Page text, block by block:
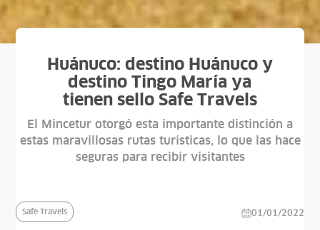
Huánuco: destino Huánuco y
destino Tingo María ya
tienen sello Safe Travels
El Mincetur otorgó esta importante distinción a
estas maravillosas rutas turísticas, lo que las hace
seguras para recibir visitantes
Safe Travels 01/01/2022